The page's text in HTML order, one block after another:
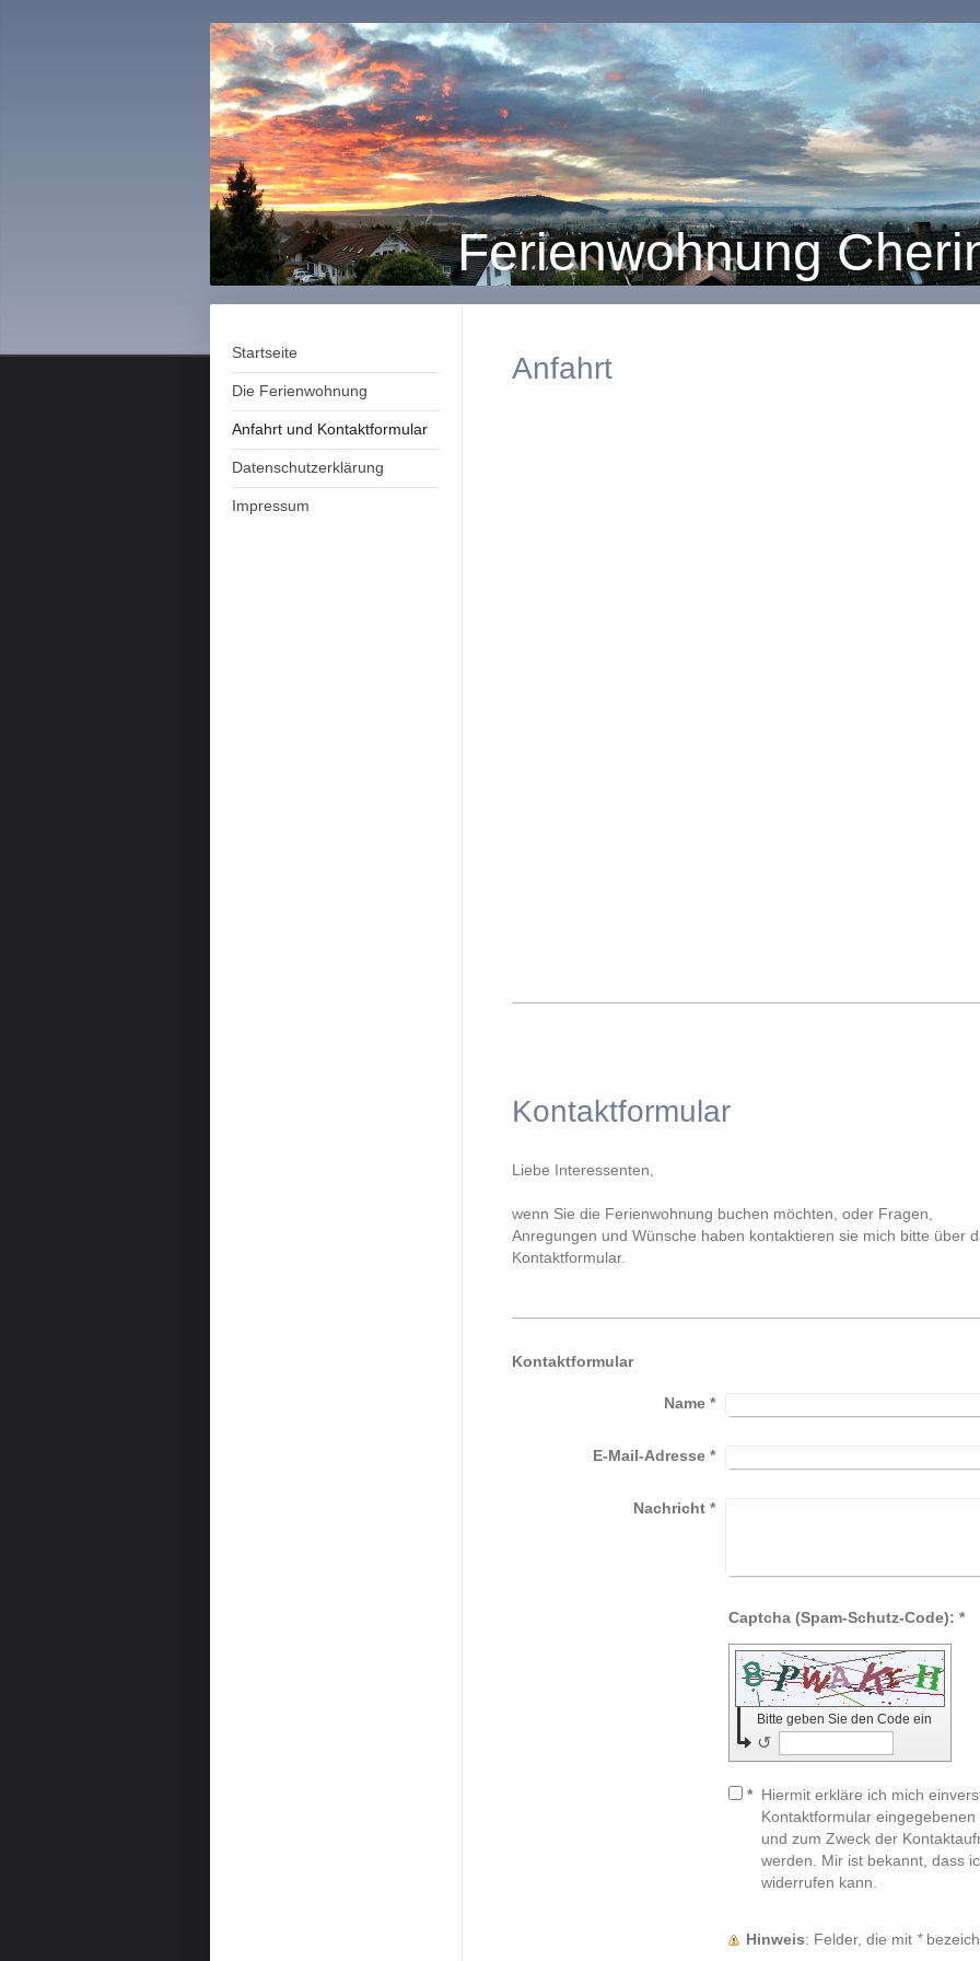
Ferienwohnung
Startseite
Die Ferienwohnung
Anfahrt und Kontaktformular
Datenschutzerklärung
Impressum
Anfahrt
Kontaktformular
Liebe Interessenten,
wenn Sie die Ferienwohnung buchen möchten, oder Fragen,
Anregungen und Wünsche haben kontaktieren sie mich bitte über
Kontaktformular.
Kontaktformular
Name*
E-Mail-Adresse*
Nachricht*
Captcha (Spam-Schutz-Code): *
Bitte geben Sie den Code ein
↺
* Hiermit erkläre ich mich
Kontaktformular
und zum Zweck der
werden. Mir ist bekannt, dass
widerrufen kann.
Hinweis : Felder, die mit *